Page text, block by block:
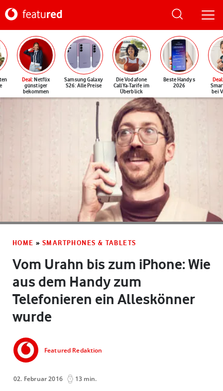
Deal: Netflix
günstiger
bekommen
Samsung Galaxy
S26: Alle Preise
Die Vodafone
CallYa-Tarife im
Überblick
Beste Handys
2026
Deal
bei
HOME » SMARTPHONES & TABLETS
Vom Urahn bis zum iPhone: Wie
aus dem Handy zum
Telefonieren ein Alleskönner
wurde
Featured Redaktion
02. Februar 2016 13 min.